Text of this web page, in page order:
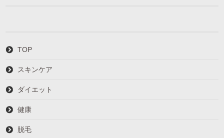
TOP
スキンケア
ダイエット
健康
脱毛